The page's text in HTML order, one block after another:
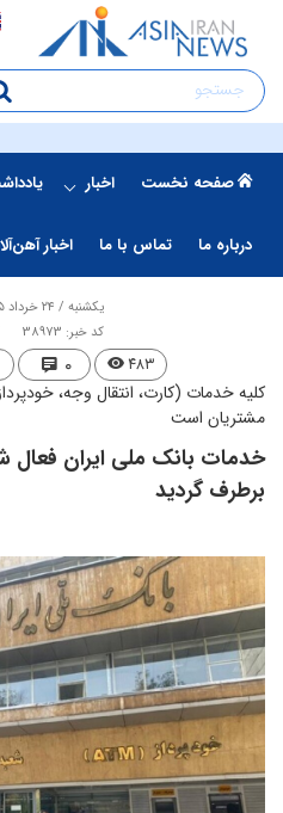
صفحه نخست اخبار
درباره ما تماس با ما اخبار
یکشنبه / ۲۴ خرداد ۱۴۰۵ / ۲۱:۴۹
کد خبر: 38973
۴۸۳ ۰
کلیه خدمات (کارت، انتقال وجه،
مشتریان است
خ​دمات بانک ملی ایران فعال
برطرف گردید